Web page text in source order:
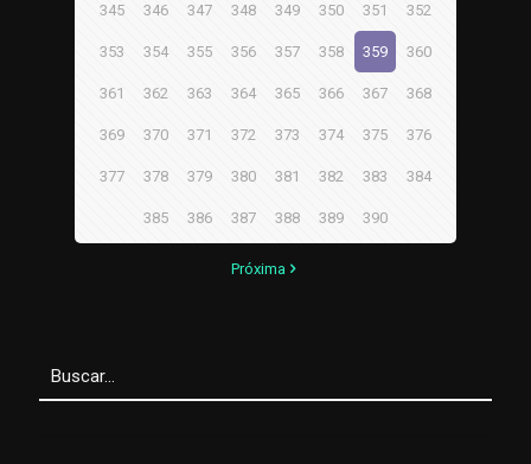
345 346 347 348 349 350 351 352
353 354 355 356 357 358 359 360
361 362 363 364 365 366 367 368
369 370 371 372 373 374 375 376
377 378 379 380 381 382 383 384
385 386 387 388 389 390
Próxima